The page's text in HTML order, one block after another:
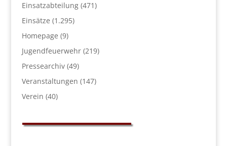
Einsatzabteilung(471)
Einsätze (1.295)
Homepage (9)
Jugendfeuerwehr(219)
Pressearchiv(49)
Veranstaltungen (147)
Verein (40)